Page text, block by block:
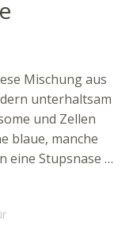
Mischung aus
unterhaltsam
und Zellen
blaue, manche
eine Stupsnase …